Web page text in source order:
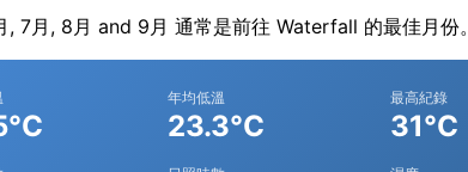
7月, 8月 and 9月 通常是前往 Waterfall 的最佳月份。
年均低溫
23.3°C
最高紀錄
31°C